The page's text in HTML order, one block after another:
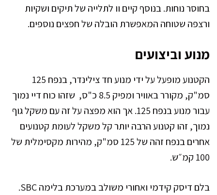
בחוסר נוחות. בנוסף קיים וו לתלייה של תיקים ושקיות
ורצפה שטוחה המאפשרת הובלה של חפצים נוספים.
מנוע וביצועים
הקטנוע מופעל על ידי מנוע חד צילינדר, בנפח 125
סמ"ק, מקורר באוויר ומפיק 8.5 כ"ס, שזהו כוח דיי נמוך
עבור מנוע בנפח 125. אך הוא מפצה על זה עם משקל גוף
נמוך, זהו קטנוע הרבה יותר קל משקל לעומת קטנועים
אחרים בנפח זהה של 125 סמ"ק, מהירות מקסימלית של
100 קמ״ש.
בלם דיסק קידמי ואחורי משולב במערכת בלימה SBC.